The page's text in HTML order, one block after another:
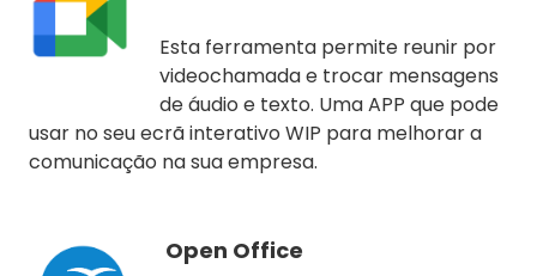
Esta ferramenta permite reunir por
videochamada e trocar mensagens
de áudio e texto. Uma APP que pode
usar no seu ecrã interativo WIP para melhorar a
comunicação na sua empresa.
Open Office